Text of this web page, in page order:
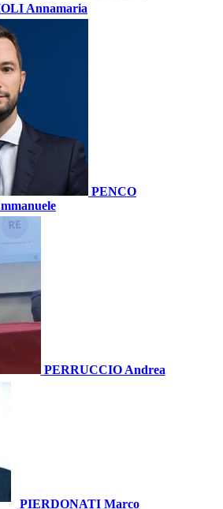
Annamaria
PENCO
PERRUCCIO Andrea
PIERDONATI Marco